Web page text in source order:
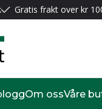
Gratis frakt over kr
Om ossVåre